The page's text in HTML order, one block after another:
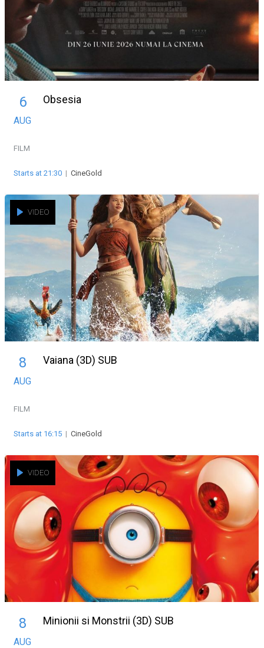
6
AUG
Obsesia
FILM
Starts at 21:30 | CineGold
VIDEO
8
AUG
Vaiana (3D) SUB
FILM
Starts at 16:15 | CineGold
VIDEO
8
AUG
Minionii si Monstrii (3D) SUB